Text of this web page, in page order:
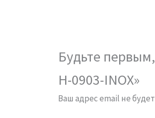
Будьте
H-0903-INOX»
Ваш адрес email не